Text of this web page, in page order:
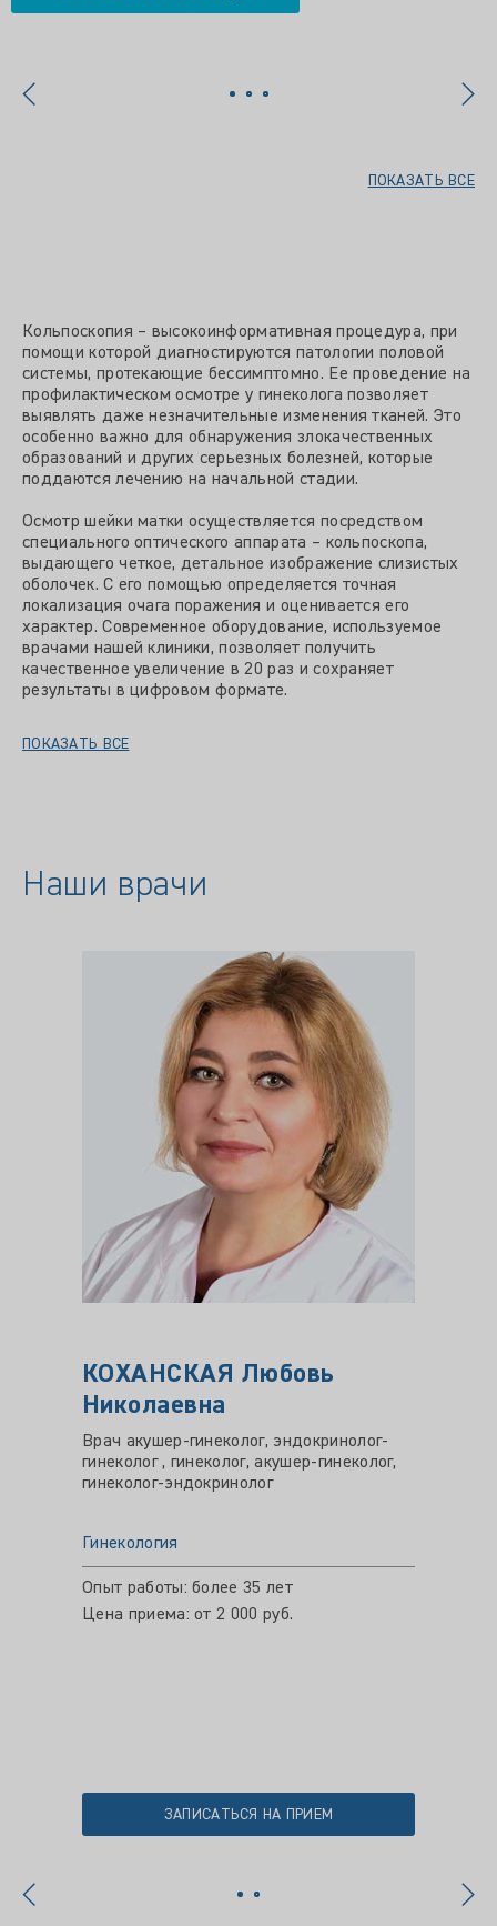
ПОКАЗАТЬ ВСЕ
Кольпоскопия – высокоинформативная процедура, при
помощи которой диагностируются патологии половой
системы, протекающие бессимптомно. Ее проведение на
профилактическом осмотре у гинеколога позволяет
выявлять даже незначительные изменения тканей. Это
особенно важно для обнаружения злокачественных
образований и других серьезных болезней, которые
поддаются лечению на начальной стадии.
Осмотр шейки матки осуществляется посредством
специального оптического аппарата – кольпоскопа,
выдающего четкое, детальное изображение слизистых
оболочек. С его помощью определяется точная
локализация очага поражения и оценивается его
характер. Современное оборудование, используемое
врачами нашей клиники, позволяет получить
качественное увеличение в 20 раз и сохраняет
результаты в цифровом формате.
ПОКАЗАТЬ ВСЕ
Наши врачи
КОХАНСКАЯ Любовь
Николаевна
Врач акушер-гинеколог, эндокринолог-
гинеколог , гинеколог, акушер-гинеколог,
гинеколог-эндокринолог
Гинекология
Опыт работы: более 35 лет
Цена приема: от 2 000 руб.
ЗАПИСАТЬСЯ НА ПРИЕМ